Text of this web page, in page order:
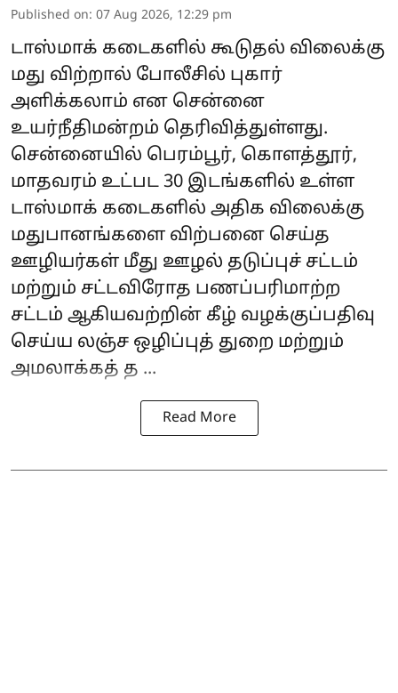
Published on: 07 Aug 2026, 12:29 pm
டாஸ்மாக் கடைகளில் கூடுதல் விலைக்கு
மது விற்றால் போலீசில் புகார்
அளிக்கலாம் என சென்னை
உயர்நீதிமன்றம் தெரிவித்துள்ளது.
சென்னையில் பெரம்பூர், கொளத்தூர்,
மாதவரம் உட்பட 30 இடங்களில் உள்ள
டாஸ்மாக் கடைகளில் அதிக விலைக்கு
மதுபானங்களை விற்பனை செய்த
ஊழியர்கள் மீது ஊழல் தடுப்புச் சட்டம்
மற்றும் சட்டவிரோத பணப்பரிமாற்ற
சட்டம் ஆகியவற்றின் கீழ் வழக்குப்பதிவு
செய்ய லஞ்ச ஒழிப்புத் துறை மற்றும்
அமலாக்கத் த ...
Read More